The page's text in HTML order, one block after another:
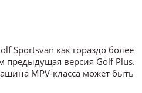
Sportsvan как гораздо более
предыдущая версия Golf Plus.
MPV-класса может быть